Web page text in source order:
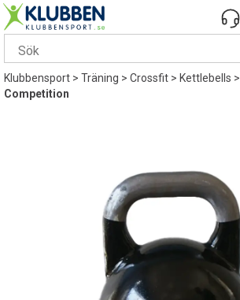
Klubbensport>Träning>Crossfit>Kettlebells>
Competition